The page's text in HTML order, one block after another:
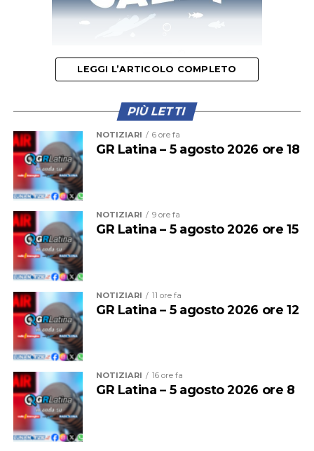
L’appuntamento è pervenerdì 14 agosto alle ore 10
nel punto in cui avvenne l’incidente, al chilometro
8,700 della via San Felice Circeo. L’iniziativa, promossa
dal Comando di Polizia Locale di Terracina, vuole essere
un momento di raccoglimento ma anche di
sensibilizzazione sul tema della sicurezza stradale.
L’obiettivo dell’evento è mantenere viva la memoria di
Federico e promuovere una riflessione sull’importanza
della prevenzione e della responsabilità alla guida,
soprattutto lungo arterie particolarmente trafficate.
LEGGI L’ARTICOLO COMPLETO
PIÙ LETTI
NOTIZIARI 6 ore fa
GR Latina – 5 agosto 2026 ore 18
NOTIZIARI 9 ore fa
GR Latina – 5 agosto 2026 ore 15
NOTIZIARI 11 ore fa
GR Latina – 5 agosto 2026 ore 12
NOTIZIARI 16 ore fa
GR Latina – 5 agosto 2026 ore 8